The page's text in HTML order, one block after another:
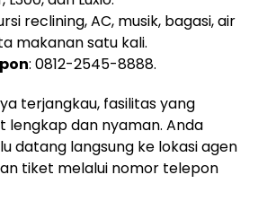
reclining, AC, musik, bagasi, air
makanan satu kali.
: 0812-2545-8888.
terjangkau, fasilitas yang
lengkap dan nyaman. Anda
datang langsung ke lokasi agen
tiket melalui nomor telepon